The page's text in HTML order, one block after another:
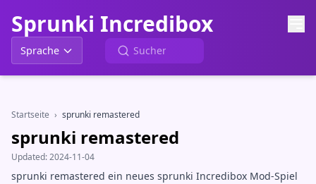
Sprunki Incredibox
Sprache
Startseite › sprunki remastered
sprunki remastered
Updated:2024-11-04
sprunki remastered ein neues sprunki Incredibox Mod-Spiel